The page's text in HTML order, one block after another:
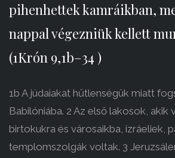
pihenhettek kamráikban,
nappal végezniük kellett
(1Krón 9,1b–34 )
1b A júdaiakat hűtlenségük miatt
Babilóniába. 2 Az első lakosok, akik
birtokukra és városaikba, izráeliek,
templomszolgák voltak. 3